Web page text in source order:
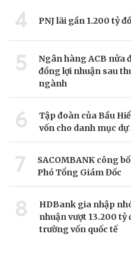
4 PNJ lãi gần 1.200 tỷ
5
Ngân hàng ACB nửa
đồng lợi nhuận sau
ngành
6
Tập đoàn của Bầu
vốn cho danh mục dự
7
SACOMBANK công
Phó Tổng Giám Đốc
8
HDBank gia nhập
nhuận vượt 13.200
trường vốn quốc tế